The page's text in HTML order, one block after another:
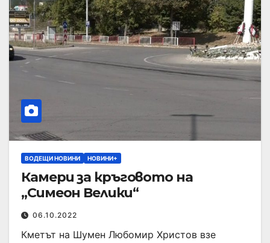
ВОДЕЩИ НОВИНИ НОВИНИ+
Камери за кръговото на
„Симеон Велики“
06.10.2022
Кметът на Шумен Любомир Христов взе